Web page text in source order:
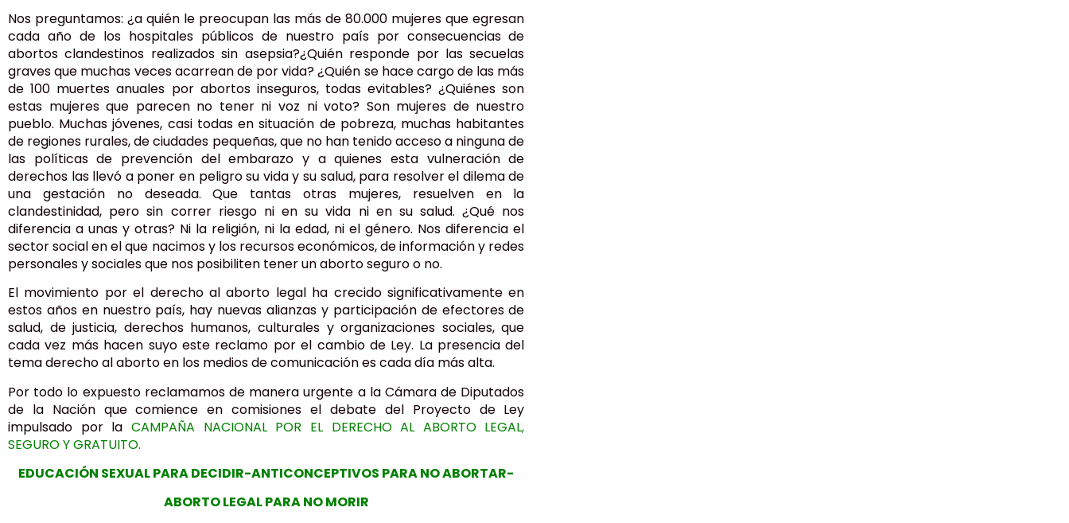
Nos preguntamos: ¿a quién le preocupan las más de 80.000 mujeres que egresan
cada año de los hospitales públicos de nuestro país por consecuencias de
abortos clandestinos realizados sin asepsia?¿Quién responde por las secuelas
graves que muchas veces acarrean de por vida? ¿Quién se hace cargo de las más
de 100 muertes anuales por abortos inseguros, todas evitables? ¿Quiénes son
estas mujeres que parecen no tener ni voz ni voto? Son mujeres de nuestro
pueblo. Muchas jóvenes, casi todas en situación de pobreza, muchas habitantes
de regiones rurales, de ciudades pequeñas, que no han tenido acceso a ninguna de
las políticas de prevención del embarazo y a quienes esta vulneración de
derechos las llevó a poner en peligro su vida y su salud, para resolver el dilema de
una gestación no deseada. Que tantas otras mujeres, resuelven en la
clandestinidad, pero sin correr riesgo ni en su vida ni en su salud. ¿Qué nos
diferencia a unas y otras? Ni la religión, ni la edad, ni el género. Nos diferencia el
sector social en el que nacimos y los recursos económicos, de información y redes
personales y sociales que nos posibiliten tener un aborto seguro o no.
El movimiento por el derecho al aborto legal ha crecido significativamente en
estos años en nuestro país, hay nuevas alianzas y participación de efectores de
salud, de justicia, derechos humanos, culturales y organizaciones sociales, que
cada vez más hacen suyo este reclamo por el cambio de Ley. La presencia del
tema derecho al aborto en los medios de comunicación es cada día más alta.
Por todo lo expuesto reclamamos de manera urgente a la Cámara de Diputados
de la Nación que comience en comisiones el debate del Proyecto de Ley
impulsado por la CAMPAÑA NACIONAL POR EL DERECHO AL ABORTO LEGAL,
SEGURO Y GRATUITO.
EDUCACIÓN SEXUAL PARA DECIDIR-ANTICONCEPTIVOS PARA NO ABORTAR-
ABORTO LEGAL PARA NO MORIR